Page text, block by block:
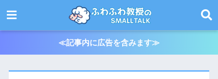
≪記事内に広告を含みます≫